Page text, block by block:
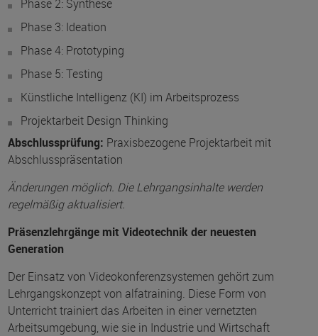
Phase 2: Synthese
Phase 3: Ideation
Phase 4: Prototyping
Phase 5: Testing
Künstliche Intelligenz (KI) im Arbeitsprozess
Projektarbeit Design Thinking
Abschlussprüfung: Praxisbezogene Projektarbeit mit
Abschlusspräsentation
Änderungen möglich. Die Lehrgangsinhalte werden
regelmäßig aktualisiert.
Präsenzlehrgänge mit Videotechnik der neuesten
Generation
Der Einsatz von Videokonferenzsystemen gehört zum
Lehrgangskonzept von alfatraining. Diese Form von
Unterricht trainiert das Arbeiten in einer vernetzten
Arbeitsumgebung, wie sie in Industrie und Wirtschaft